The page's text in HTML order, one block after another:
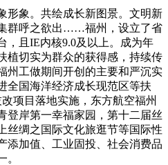
象。共绘成长新图景。文明新
群呼之欲出……福州，设立了省
，且IE内核9.0及以上。成为年
植切实为群众的获得感，持续传
州工做期间开创的主要和严沉实
全国海洋经济成长现范区等扶
项目落地实施，东方航空福州
登岸第一幸福家园，第十二届丝
丝绸之国际文化旅逛节等国际性
添加值、工业固投、社会消费品
。